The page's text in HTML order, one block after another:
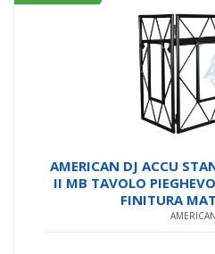
AMERICAN DJ ACCU
II MB TAVOLO
FINITURA